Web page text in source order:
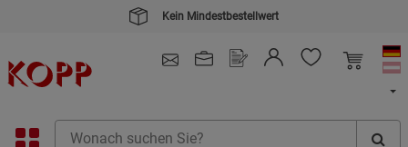
Kein Mindestbestellwert